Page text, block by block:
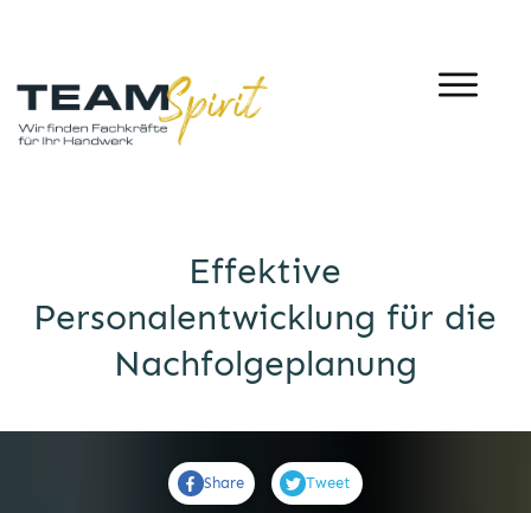
Effektive
Personalentwicklung für die
Nachfolgeplanung
Share Tweet